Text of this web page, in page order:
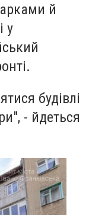
й
у
будівлі
- йдеться